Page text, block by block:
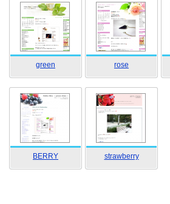
green rose
BERRY strawberry